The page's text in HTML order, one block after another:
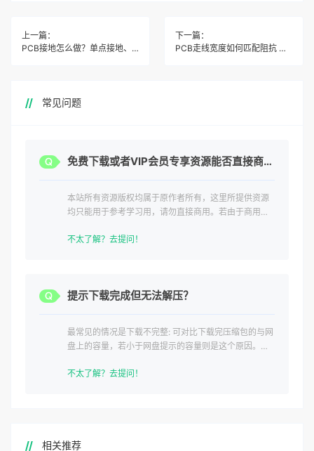
上一篇：
PCB接地怎么做？单点接地、数字地模拟地分开，电路稳定抗干扰
下一篇：
PCB走线宽度如何匹配阻抗 高频信号阻抗计算与板厂叠层关系
常见问题
免费下载或者VIP会员专享资源能否直接商用？
本站所有资源版权均属于原作者所有，这里所提供资源
均只能用于参考学习用，请勿直接商用。若由于商用引
不太了解？去提问！
提示下载完成但无法解压？
最常见的情况是下载不完整: 可对比下载完压缩包的与网
盘上的容量，若小于网盘提示的容量则是这个原因。这
不太了解？去提问！
相关推荐